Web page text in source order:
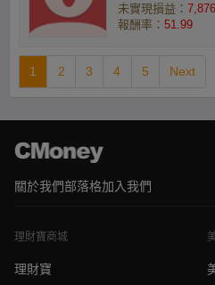
未實現損益： 7,876
報酬率： 51.99
1 2 3 4 5 Next
關於我們部落格加入我們
理財寶商城
理財寶